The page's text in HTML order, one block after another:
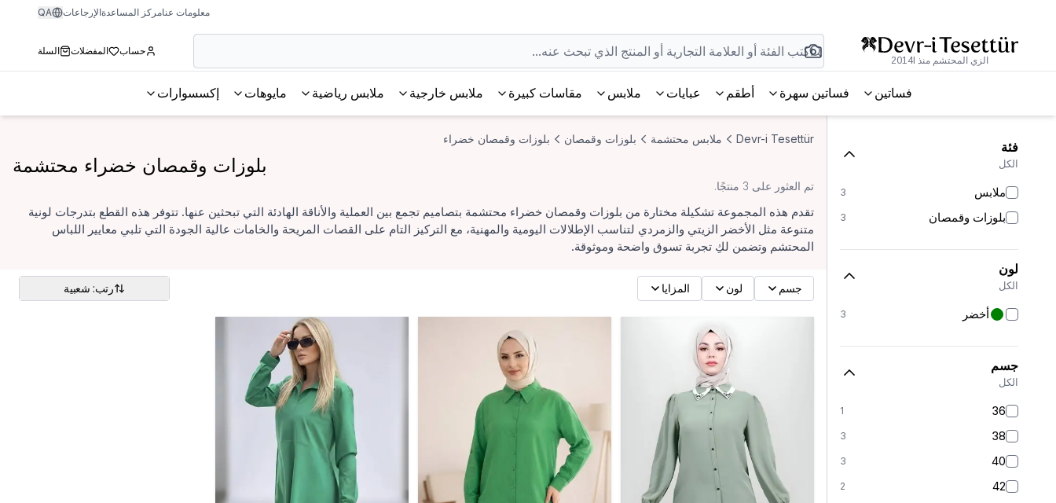
معلومات عنامركز المساعدةالإرجاعات QA
الزي المحتشم منذ 2014l
حساب المفضلات السلة
فساتين فساتين سهرة أطقم عبايات ملابس مقاسات كبيرة ملابس خارجية ملابس رياضية مايوهات إكسسوارات
فئة
الكل
ملابس 3
بلوزات وقمصان 3
لون
الكل
أخضر 3
جسم
الكل
36
1
38
3
40
3
42
2
Devr-i Tesettür ملابس محتشمة بلوزات وقمصان بلوزات وقمصان خضراء
بلوزات وقمصان خضراء محتشمة
تم العثور على 3 منتجًا.
تقدم هذه المجموعة تشكيلة مختارة من بلوزات وقمصان خضراء محتشمة بتصاميم تجمع بين العملية والأناقة الهادئة التي تبحثين عنها. تتوفر هذه القطع بتدرجات لونية
متنوعة مثل الأخضر الزيتي والزمردي لتناسب الإطلالات اليومية والمهنية، مع التركيز التام على القصات المريحة والخامات عالية الجودة التي تلبي معايير اللباس
المحتشم وتضمن لكِ تجربة تسوق واضحة وموثوقة.
جسم لون المزايا رتب: شعبية